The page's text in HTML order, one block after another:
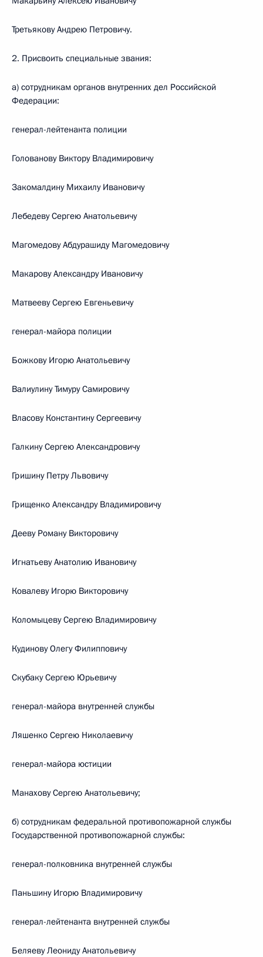
Третьякову Андрею Петровичу.
2. Присвоить специальные звания:
а) сотрудникам органов внутренних дел Российской
Федерации:
генерал-лейтенанта полиции
Голованову Виктору Владимировичу
Закомалдину Михаилу Ивановичу
Лебедеву Сергею Анатольевичу
Магомедову Абдурашиду Магомедовичу
Макарову Александру Ивановичу
Матвееву Сергею Евгеньевичу
генерал-майора полиции
Божкову Игорю Анатольевичу
Валиулину Тимуру Самировичу
Власову Константину Сергеевичу
Галкину Сергею Александровичу
Гришину Петру Львовичу
Грищенко Александру Владимировичу
Дееву Роману Викторовичу
Игнатьеву Анатолию Ивановичу
Ковалеву Игорю Викторовичу
Коломыцеву Сергею Владимировичу
Кудинову Олегу Филипповичу
Скубаку Сергею Юрьевичу
генерал-майора внутренней службы
Ляшенко Сергею Николаевичу
генерал-майора юстиции
Манахову Сергею Анатольевичу;
б) сотрудникам федеральной противопожарной службы
Государственной противопожарной службы:
генерал-полковника внутренней службы
Паньшину Игорю Владимировичу
генерал-лейтенанта внутренней службы
Беляеву Леониду Анатольевичу